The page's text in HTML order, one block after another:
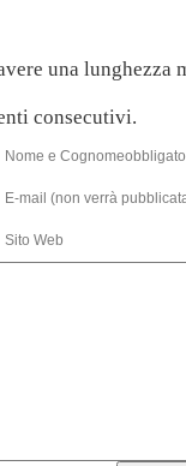
una lunghezza
consecutivi.
Nome e
E-mail (non verrà
Sito Web